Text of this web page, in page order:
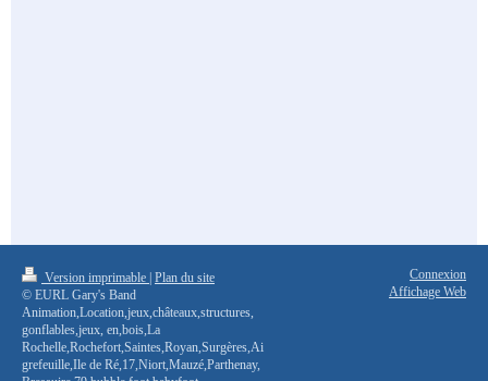
Version imprimable
Plan du site
© EURL Gary's Band
Animation,Location,jeux,châteaux,structures,
gonflables,jeux, en,bois,La
Rochelle,Rochefort,Saintes,Royan,Surgères,Ai
grefeuille,Ile de Ré,17,Niort,Mauzé,Parthenay,
Connexion
Affichage Web